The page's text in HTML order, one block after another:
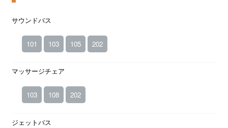
サウンドバス
101 103 105 202
マッサージチェア
103 108 202
ジェットバス